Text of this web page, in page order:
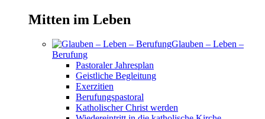
Mitten im Leben
Glauben – Leben –
Berufung
Pastoraler Jahresplan
Geistliche Begleitung
Exerzitien
Berufungspastoral
Katholischer Christ werden